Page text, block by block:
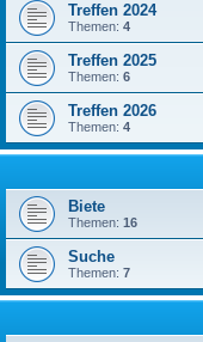
Treffen 2024
Themen: 4
Treffen 2025
Themen: 6
Treffen 2026
Themen: 4
Biete
Themen: 16
Suche
Themen: 7